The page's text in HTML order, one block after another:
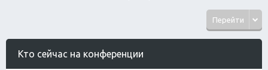
Перейти
Кто сейчас на конференции